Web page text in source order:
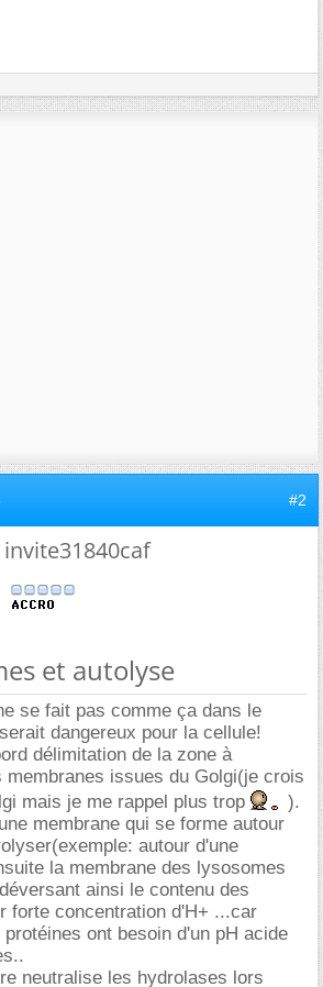
#2
invite31840caf
et autolyse
se fait pas comme ça dans le
dangereux pour la cellule!
délimitation de la zone à
membranes issues du Golgi(je crois
mais je me rappel plus trop
).
membrane qui se forme autour
autour d'une
la membrane des lysosomes
ainsi le contenu des
forte concentration d'H+ ...car
ont besoin d'un pH acide
neutralise les hydrolases lors